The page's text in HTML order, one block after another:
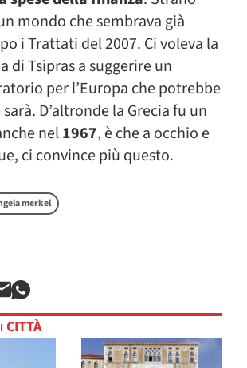
mondo che sembrava già
i Trattati del 2007. Ci voleva la
di Tsipras a suggerire un
per l’Europa che potrebbe
D’altronde la Grecia fu un
nel1967, è che a occhio e
ci convince più questo.
merkel
CITTÀ